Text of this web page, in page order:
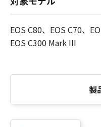
EOS C80、EOS C70、
EOS C300 Mark III
製